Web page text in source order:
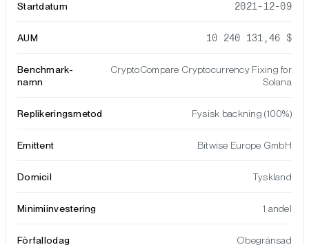
Startdatum 2021-12-09
AUM 10 240 131,46 $
Benchmark-
namn
CryptoCompare Cryptocurrency Fixing for
Solana
Replikeringsmetod Fysisk backning (100%)
Emittent Bitwise Europe GmbH
Domicil Tyskland
Minimiinvestering 1 andel
Förfallodag Obegränsad